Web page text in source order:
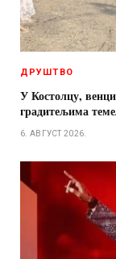
ДРУШТВО
У Костолцу,
градитељима
6. АВГУСТ 2026.